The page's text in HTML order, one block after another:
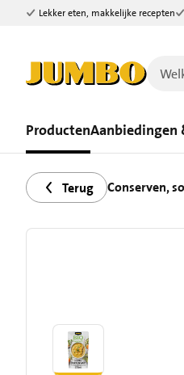
Ga naar zoeken
Ga naar hoofdinhoud
Lekker eten, makkelijke recepten
ProductenAanbiedingen
Terug Conserven,